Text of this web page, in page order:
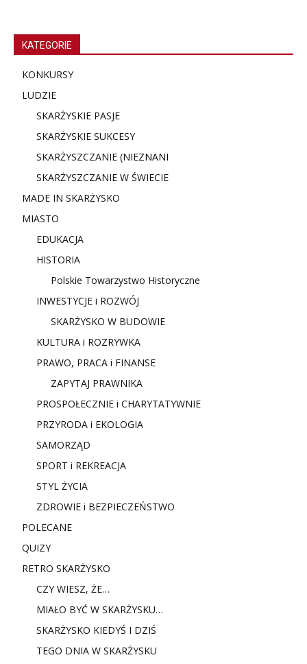
KATEGORIE
KONKURSY
LUDZIE
SKARŻYSKIE PASJE
SKARŻYSKIE SUKCESY
SKARŻYSZCZANIE (NIEZNANI
SKARŻYSZCZANIE W ŚWIECIE
MADE IN SKARŻYSKO
MIASTO
EDUKACJA
HISTORIA
Polskie Towarzystwo Historyczne
INWESTYCJE i ROZWÓJ
SKARŻYSKO W BUDOWIE
KULTURA i ROZRYWKA
PRAWO, PRACA i FINANSE
ZAPYTAJ PRAWNIKA
PROSPOŁECZNIE i CHARYTATYWNIE
PRZYRODA i EKOLOGIA
SAMORZĄD
SPORT i REKREACJA
STYL ŻYCIA
ZDROWIE i BEZPIECZEŃSTWO
POLECANE
QUIZY
RETRO SKARŻYSKO
CZY WIESZ, ŻE…
MIAŁO BYĆ W SKARŻYSKU…
SKARŻYSKO KIEDYŚ I DZIŚ
TEGO DNIA W SKARŻYSKU